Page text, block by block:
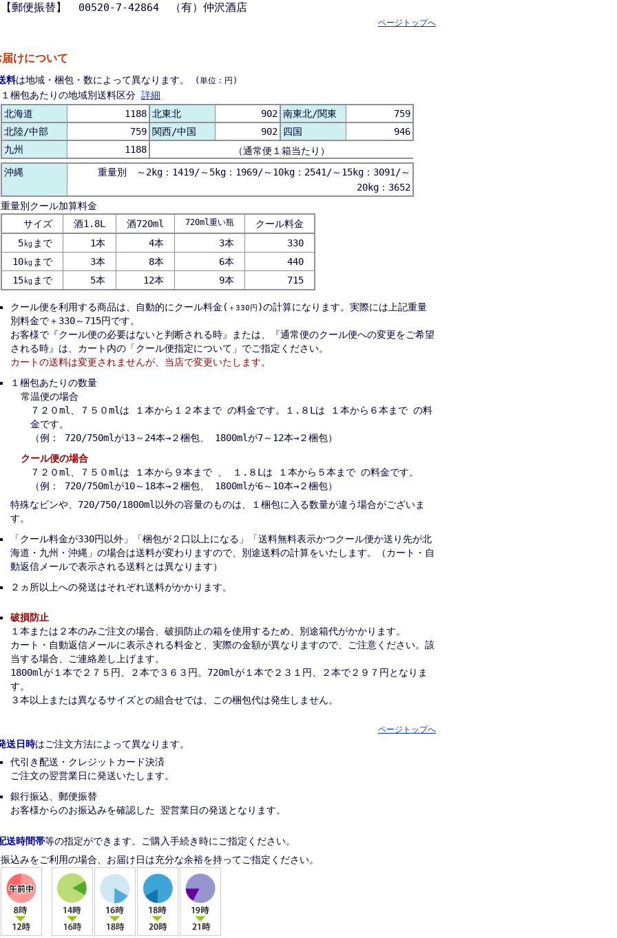
【郵便振替】
00520-7-42864（有）仲沢酒店
ページトップへ
けについて
料は地域・梱包・数によって異なります。 (単位：円)
１梱包あたりの地域別送料区分 詳細
北海道
1188 北東北 902 南東北/関東
759
北陸/中部
759 関西/中国 902 四国
946
九州
1188
（通常便１箱当たり）
沖縄
重量別 ～2kg：1419/～5kg：1969/～10kg：2541/～15kg：3091/～
20kg：3652
重量別クール加算料金
サイズ
酒1.8L 酒720ml 720ml重い瓶
クール料金
5㎏まで
1本 4本 3本
330
10㎏まで
3本 8本 6本
440
15㎏まで
5本 12本 9本 715
クール便を利用する商品は、自動的にクール料金( ＋330円 )の計算になります。実際には上記重量
別料金で＋330～715円です。
お客様で『クール便の必要はないと判断される時』または、『通常便のクール便への変更をご希望
される時』は、カート内の「クール便指定について」でご指定ください。
カートの送料は変更されませんが、当店で変更いたします。
１梱包あたりの数量
常温便の場合
７２０ml、７５０mlは １本から１２本まで の料金です。１.８Lは １本から６本まで の料
金です。
（例： 720/750mlが13～24本→２梱包、 1800mlが7～12本→２梱包）
クール便の場合
７２０ml、７５０mlは １本から９本まで 、 １.８Lは １本から５本まで の料金です。
（例： 720/750mlが10～18本→２梱包、 1800mlが6～10本→２梱包）
特殊なビンや、720/750/1800ml以外の容量のものは、１梱包に入る数量が違う場合がございま
す。
「クール料金が330円以外」「梱包が２口以上になる」「送料無料表示かつクール便か送り先が北
海道・九州・沖縄」の場合は送料が変わりますので、別途送料の計算をいたします。（カート・自
動返信メールで表示される送料とは異なります）
２ヵ所以上への発送はそれぞれ送料がかかります。
破損防止
１本または２本のみご注文の場合、破損防止の箱を使用するため、別途箱代がかかります。
カート・自動返信メールに表示される料金と、実際の金額が異なりますので、ご注意ください。該
当する場合、ご連絡差し上げます。
1800mlが１本で２７５円、２本で３６３円。720mlが１本で２３１円、２本で２９７円となりま
す。
３本以上または異なるサイズとの組合せでは、この梱包代は発生しません。
ページトップへ
送日時はご注文方法によって異なります。
代引き配送・クレジットカード決済
ご注文の翌営業日に発送いたします。
銀行振込、郵便振替
お客様からのお振込みを確認した 翌営業日の発送となります。
送時間帯等の指定ができます。ご購入手続き時にご指定ください。
振込みをご利用の場合、お届け日は充分な余裕を持ってご指定ください。